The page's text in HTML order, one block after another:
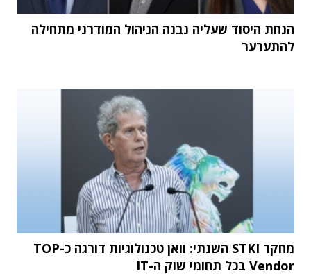
הנחת היסוד שעליה נבנה הניהול המודרני מתחילה
להתערער
מחקר STKI השנתי: וואן טכנולוגיות דורגה כ-TOP
Vendor בכל תחומי שוק ה-IT